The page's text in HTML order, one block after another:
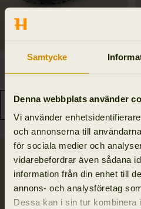
Samtycke
Denna webbplats använder
Vi använder
och annonserna till
för sociala medier och
vidarebefordrar även sådana
information från din enhet till
annons- och analysföretag
Dessa kan i sin tur kombinera
Pro Hunter Light Mid GTX